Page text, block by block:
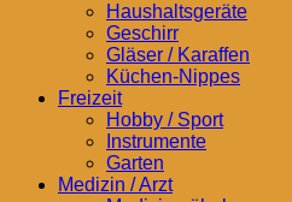
Haushaltsgeräte
Geschirr
Gläser / Karaffen
Küchen-Nippes
Freizeit
Hobby / Sport
Instrumente
Garten
Medizin / Arzt